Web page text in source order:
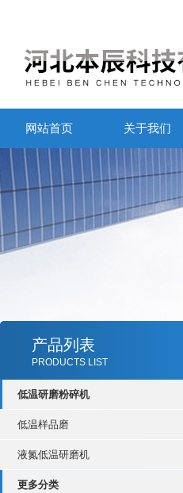
网站首页 关于我们
产品列表
PRODUCTS LIST
低温研磨粉碎机
低温样品磨
液氮低温研磨机
更多分类